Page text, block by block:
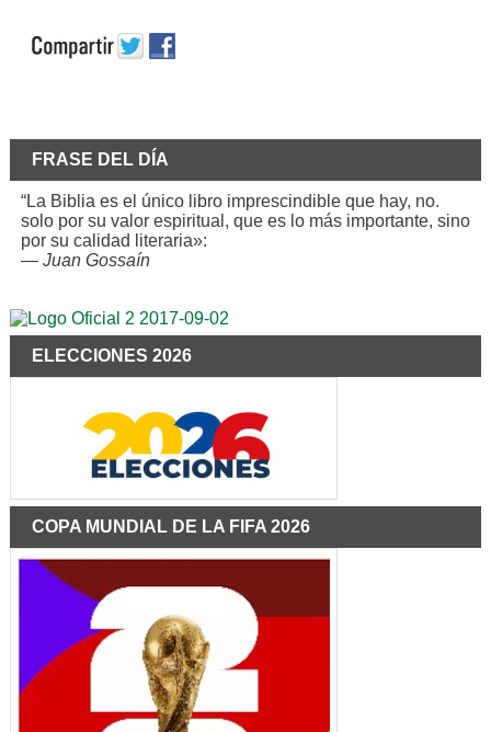
FRASE DEL DÍA
“La Biblia es el único libro imprescindible que hay, no.
solo por su valor espiritual, que es lo más importante, sino
por su calidad literaria»:
— Juan Gossaín
ELECCIONES 2026
COPA MUNDIAL DE LA FIFA 2026